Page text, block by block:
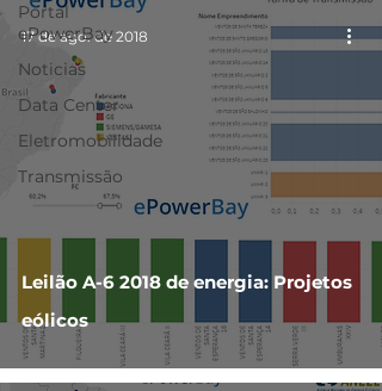
Portal
ePowerBay
Noticias
Data Center
Eletromobilidade
Transmissão
Leilão A-6 2018 de energia: Projetos
eólicos
17 de ago. de 2018